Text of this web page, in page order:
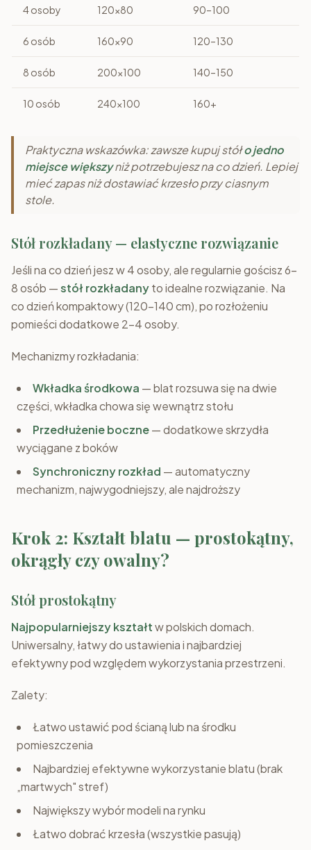
4 osoby 120x80 90–100
6 osób 160x90 120–130
8 osób 200x100 140–150
10 osób 240x100 160+
Praktyczna wskazówka: zawsze kupuj stóło jedno
miejsce większyniż potrzebujesz na co dzień. Lepiej
mieć zapas niż dostawiać krzesło przy ciasnym
stole.
Stół rozkładany — elastyczne rozwiązanie
Jeśli na co dzień jesz w 4 osoby, ale regularnie gościsz 6–
8 osób —stół rozkładanyto idealne rozwiązanie. Na
co dzień kompaktowy (120–140 cm), po rozłożeniu
pomieści dodatkowe 2–4 osoby.
Mechanizmy rozkładania:
Wkładka środkowa — blat rozsuwa się na dwie
części, wkładka chowa się wewnątrz stołu
Przedłużenie boczne— dodatkowe skrzydła
wyciągane z boków
Synchroniczny rozkład — automatyczny
mechanizm, najwygodniejszy, ale najdroższy
Krok 2: Kształt blatu — prostokątny,
okrągły czy owalny?
Stół prostokątny
Najpopularniejszy kształtw polskich domach.
Uniwersalny, łatwy do ustawienia i najbardziej
efektywny pod względem wykorzystania przestrzeni.
Zalety:
Łatwo ustawić pod ścianą lub na środku
pomieszczenia
Najbardziej efektywne wykorzystanie blatu (brak
„martwych" stref)
Największy wybór modeli na rynku
Łatwo dobrać krzesła (wszystkie pasują)